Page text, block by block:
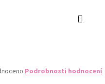
Hledat
Podrobnosti hodnocení